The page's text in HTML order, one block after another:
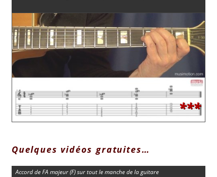
***
Quelques vidéos gratuites…
Accord de FA majeur (F) sur tout le manche de la guitare